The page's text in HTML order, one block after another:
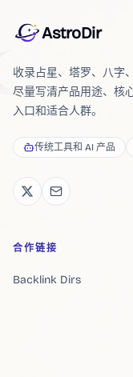
AstroDir
收录占星、塔罗、八字
尽量写清产品用途、核
入口和适合人群。
传统工具和 AI 产品
合作链接
Backlink Dirs